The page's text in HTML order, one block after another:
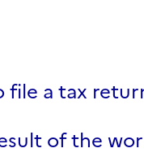
file a tax
of the